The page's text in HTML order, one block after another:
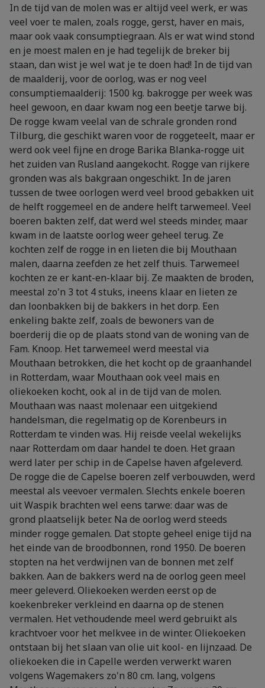
In de tijd van de molen was er altijd veel werk, er was
veel voer te malen, zoals rogge, gerst, haver en mais,
maar ook vaak consumptiegraan. Als er wat wind stond
en je moest malen en je had tegelijk de breker bij
staan, dan wist je wel wat je te doen had! In de tijd van
de maalderij, voor de oorlog, was er nog veel
consumptiemaalderij: 1500 kg. bakrogge per week was
heel gewoon, en daar kwam nog een beetje tarwe bij.
De rogge kwam veelal van de schrale gronden rond
Tilburg, die geschikt waren voor de roggeteelt, maar er
werd ook veel fijne en droge Barika Blanka-rogge uit
het zuiden van Rusland aangekocht. Rogge van rijkere
gronden was als bakgraan ongeschikt. In de jaren
tussen de twee oorlogen werd veel brood gebakken uit
de helft roggemeel en de andere helft tarwemeel. Veel
boeren bakten zelf, dat werd wel steeds minder, maar
kwam in de laatste oorlog weer geheel terug. Ze
kochten zelf de rogge in en lieten die bij Mouthaan
malen, daarna zeefden ze het zelf thuis. Tarwemeel
kochten ze er kant-en-klaar bij. Ze maakten de broden,
meestal zo'n 3 tot 4 stuks, ineens klaar en lieten ze
dan loonbakken bij de bakkers in het dorp. Een
enkeling bakte zelf, zoals de bewoners van de
boerderij die op de plaats stond van de woning van de
Fam. Knoop. Het tarwemeel werd meestal via
Mouthaan betrokken, die het kocht op de graanhandel
in Rotterdam, waar Mouthaan ook veel mais en
oliekoeken kocht, ook al in de tijd van de molen.
Mouthaan was naast molenaar een uitgekiend
handelsman, die regelmatig op de Korenbeurs in
Rotterdam te vinden was. Hij reisde veelal wekelijks
naar Rotterdam om daar handel te doen. Het graan
werd later per schip in de Capelse haven afgeleverd.
De rogge die de Capelse boeren zelf verbouwden, werd
meestal als veevoer vermalen. Slechts enkele boeren
uit Waspik brachten wel eens tarwe: daar was de
grond plaatselijk beter. Na de oorlog werd steeds
minder rogge gemalen. Dat stopte geheel enige tijd na
het einde van de broodbonnen, rond 1950. De boeren
stopten na het verdwijnen van de bonnen met zelf
bakken. Aan de bakkers werd na de oorlog geen meel
meer geleverd. Oliekoeken werden eerst op de
koekenbreker verkleind en daarna op de stenen
vermalen. Het vethoudende meel werd gebruikt als
krachtvoer voor het melkvee in de winter. Oliekoeken
ontstaan bij het slaan van olie uit kool- en lijnzaad. De
oliekoeken die in Capelle werden verwerkt waren
volgens Wagemakers zo'n 80 cm. lang, volgens